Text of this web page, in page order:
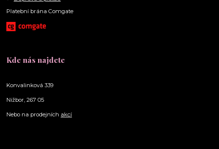
Platební brána Comgate
Kde nás najdete
Konvalinková 339
Nižbor, 267 05
Nebo na prodejních akcí